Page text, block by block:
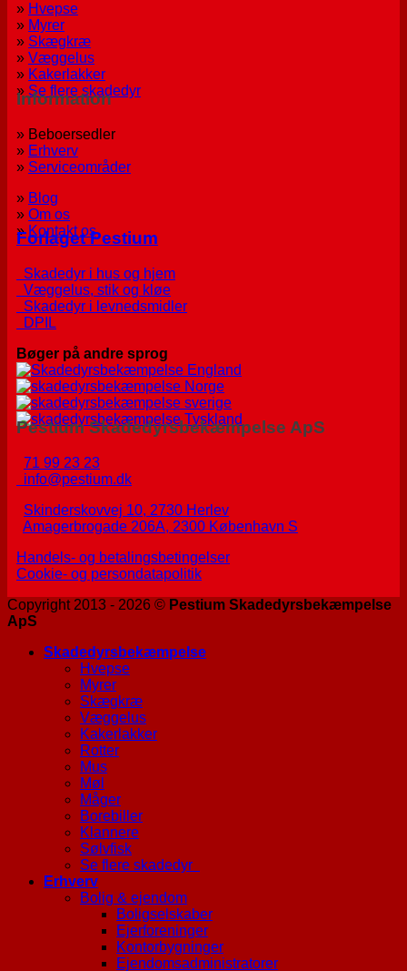
» Hvepse
» Myrer
» Skægkræ
» Væggelus
» Kakerlakker
» Se flere skadedyr
Information
» Beboersedler
» Erhverv
» Serviceområder
» Blog
» Om os
» Kontakt os
Forlaget Pestium
Skadedyr i hus og hjem
Væggelus, stik og kløe
Skadedyr i levnedsmidler
DPIL
Bøger på andre sprog
Pestium Skadedyrsbekæmpelse ApS
71 99 23 23
info@pestium.dk
Skinderskovvej 10, 2730 Herlev
Amagerbrogade 206A, 2300 København S
Handels- og betalingsbetingelser
Cookie- og persondatapolitik
Copyright 2013 - 2026 © Pestium Skadedyrsbekæmpelse
ApS
Skadedyrsbekæmpelse
Hvepse
Myrer
Skægkræ
Væggelus
Kakerlakker
Rotter
Mus
Møl
Måger
Borebiller
Klannere
Sølvfisk
Se flere skadedyr
Erhverv
Bolig & ejendom
Boligselskaber
Ejerforeninger
Kontorbygninger
Ejendomsadministratorer